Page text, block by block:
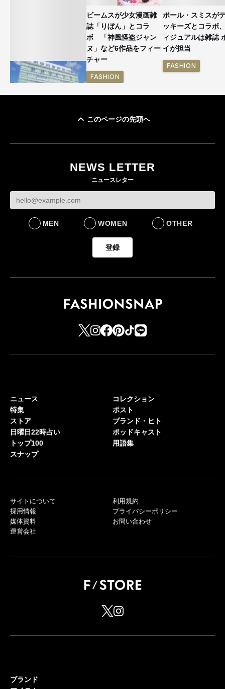
ビームスが少女漫画雑
誌「りぼん」とコラ
ボ 「神風怪盗ジャン
ヌ」など6作品をフィー
チャー
FASHION
ポール・スミスが
ッキーズとコラボ
ィジュアルは雑誌
イが担当
FASHION
このページの先頭へ
NEWS LETTER
ニュースレター
MEN WOMEN OTHER
登録
ニュース
特集
ストア
日曜日22時占い
トップ100
スナップ
コレクション
ポスト
ブランド・ヒト
ポッドキャスト
用語集
サイトについて
採用情報
媒体資料
運営会社
利用規約
プライバシーポリシー
お問い合わせ
ブランド